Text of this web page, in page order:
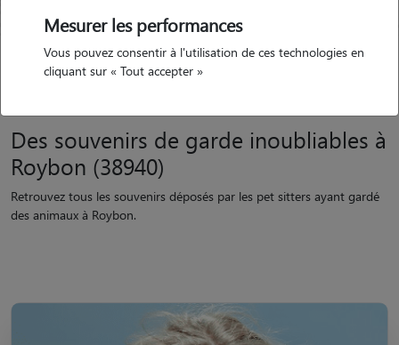
Des souvenirs de garde inoubliables à
Roybon (38940)
Retrouvez tous les souvenirs déposés par les pet sitters ayant gardé
des animaux à Roybon.
Mesurer les performances
Vous pouvez consentir à l'utilisation de ces technologies en
cliquant sur « Tout accepter »